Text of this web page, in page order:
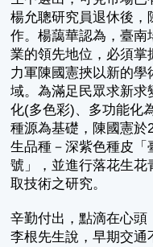
楊允聰研究員退休後
作。楊藹華認為，臺南
業的領先地位，必須掌
力軍陳國憲挾以新的
域。為滿足民眾求新求
化(多色彩)、多功能化
種源為基礎，陳國憲於
生品種－深紫色種皮「
號」，並進行落花生
取技術之研究。
辛勤付出，點滴在心頭
李根先生說，早期交通